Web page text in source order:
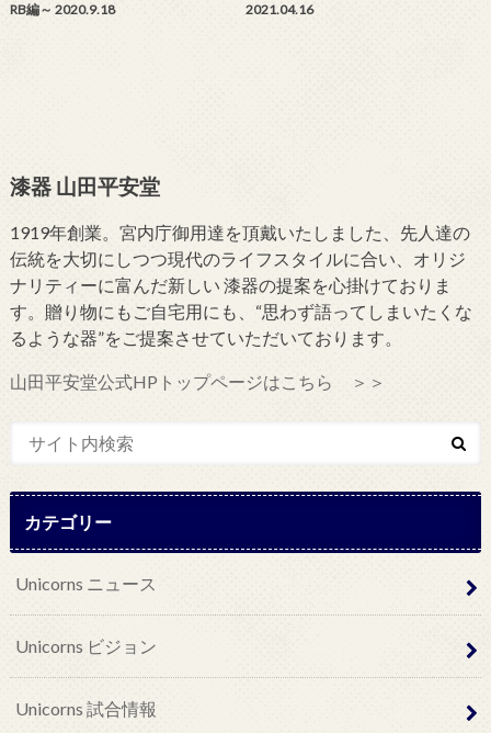
RB編～ 2020.9.18
2021.04.16
漆器 山田平安堂
1919年創業。宮内庁御用達を頂戴いたしました、先人達の
伝統を大切にしつつ現代のライフスタイルに合い、オリジ
ナリティーに富んだ新しい 漆器の提案を心掛けておりま
す。贈り物にもご自宅用にも、“思わず語ってしまいたくな
るような器”をご提案させていただいております。
山田平安堂公式HPトップページはこちら ＞＞
カテゴリー
Unicorns ニュース
Unicorns ビジョン
Unicorns 試合情報